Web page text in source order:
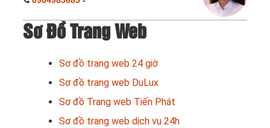
Sơ Đồ Trang Web
Sơ đồ trang web 24 giờ
Sơ đồ trang web DuLux
Sơ đồ Trang web Tiến Phát
Sơ đồ trang web dịch vụ 24h